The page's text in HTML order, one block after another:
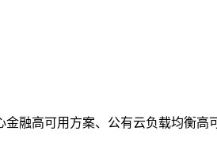
融高可用方案、公有云负载均衡高